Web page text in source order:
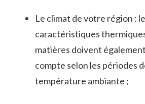
Le climat de votre région :
caractéristiques
matières doivent
compte selon les périodes
température ambiante ;